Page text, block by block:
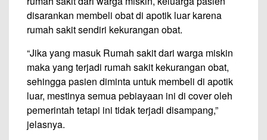
disarankan membeli obat di apotik luar karena
rumah sakit sendiri kekurangan obat.
“Jika yang masuk Rumah sakit dari warga miskin
maka yang terjadi rumah sakit kekurangan obat,
sehingga pasien diminta untuk membeli di apotik
luar, mestinya semua pebiayaan ini di cover oleh
pemerintah tetapi ini tidak terjadi disampang,”
jelasnya.